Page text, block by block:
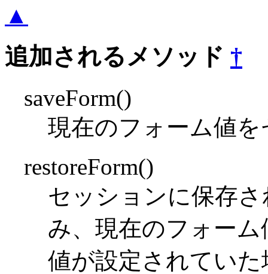
▲
追加されるメソッド †
saveForm()
現在のフォーム値
restoreForm()
セッションに保存
み、現在のフォー
値が設定されてい